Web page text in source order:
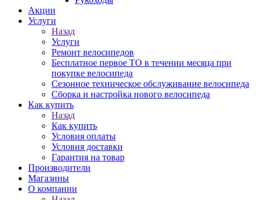
Акции
Услуги
Назад
Услуги
Ремонт велосипедов
Бесплатное первое ТО в течении месяца при
покупке велосипеда
Сезонное техническое обслуживание велосипеда
Сборка и настройка нового велосипеда
Как купить
Назад
Как купить
Условия оплаты
Условия доставки
Гарантия на товар
Производители
Магазины
О компании